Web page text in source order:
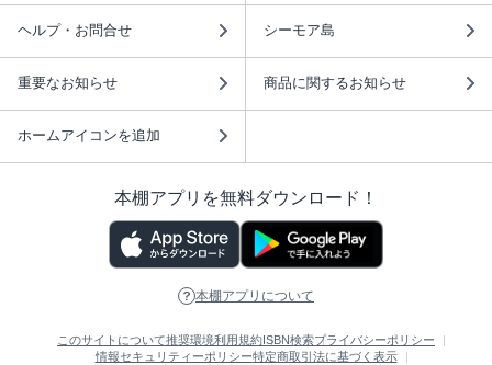
ヘルプ・お問合せ シーモア島
重要なお知らせ 商品に関するお知らせ
ホームアイコンを追加
本棚アプリを無料ダウンロード！
本棚アプリについて
このサイトについて推奨環境利用規約 ISBN検索プライバシーポリシー
情報セキュリティーポリシー特定商取引法に基づく表示